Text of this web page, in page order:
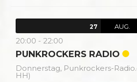
27 AUG.
20:00 - 22:00
PUNKROCKERS RADIO
Donnerstag, Punkrockers-
HH)